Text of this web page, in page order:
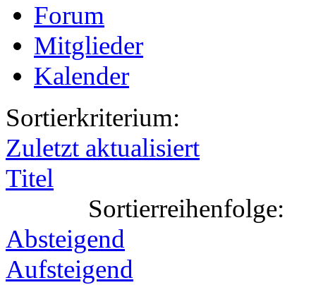
Forum
Mitglieder
Kalender
Sortierkriterium:
Zuletzt aktualisiert
Titel
Sortierreihenfolge:
Absteigend
Aufsteigend